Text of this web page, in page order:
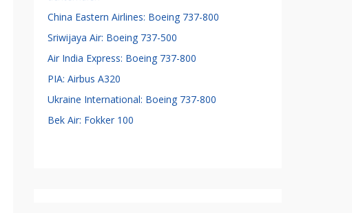
China Eastern Airlines: Boeing 737-800
Sriwijaya Air: Boeing 737-500
Air India Express: Boeing 737-800
PIA: Airbus A320
Ukraine International: Boeing 737-800
Bek Air: Fokker 100